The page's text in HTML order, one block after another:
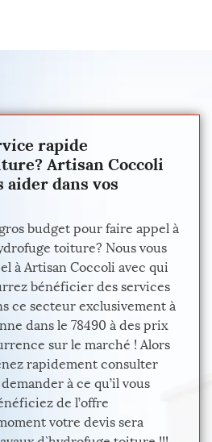
rapide
Artisan Coccoli
aider dans vos
gros budget pour faire appel à
toiture? Nous vous
à Artisan Coccoli avec qui
bénéficier des services
ce secteur exclusivement à
dans le 78490 à des prix
sur le marché ! Alors
rapidement consulter
à ce qu’il vous
de l’offre
votre devis sera